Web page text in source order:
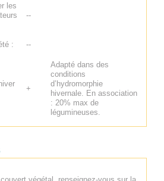
les
--
: --
+
Adapté dans des
conditions
d’hydromorphie
hivernale. En association
: 20% max de
légumineuses.